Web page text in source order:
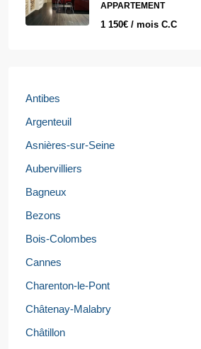
APPARTEMENT
1 150€ / mois C.C
Antibes
Argenteuil
Asnières-sur-Seine
Aubervilliers
Bagneux
Bezons
Bois-Colombes
Cannes
Charenton-le-Pont
Châtenay-Malabry
Châtillon